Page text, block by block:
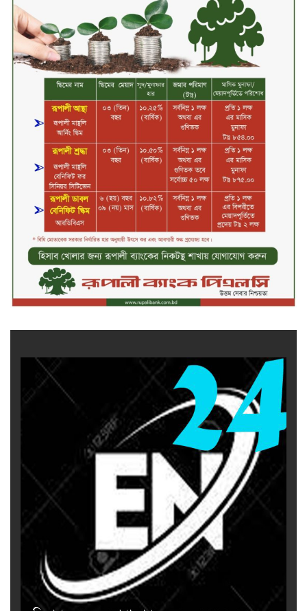
মধ্যরাতে শাহজালাল বিমানবন্দরের
বলাকা লাউঞ্জে অগ্নিকাণ্ড
নিরাপদ ও স্বল্পব্যয়ে ক্যাশলেস লেনদেন
গড়তে কাজ করছে বাংলাদেশ ব্যাংক:
গভর্নর
জীবননগর সীমান্ত দিয়ে ভারতে অবৈধ
অনুপ্রবেশের সময় ৮ বাংলাদেশি নারী
আটক